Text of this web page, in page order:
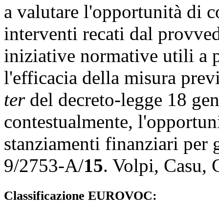
a valutare l'opportunità di
interventi recati dal
iniziative normative utili a
l'efficacia della misura
terdel decreto-legge 18
contestualmente,
stanziamenti finanziari per
9/2753-A/15. Volpi, Casu,
Classificazione EUROVOC: